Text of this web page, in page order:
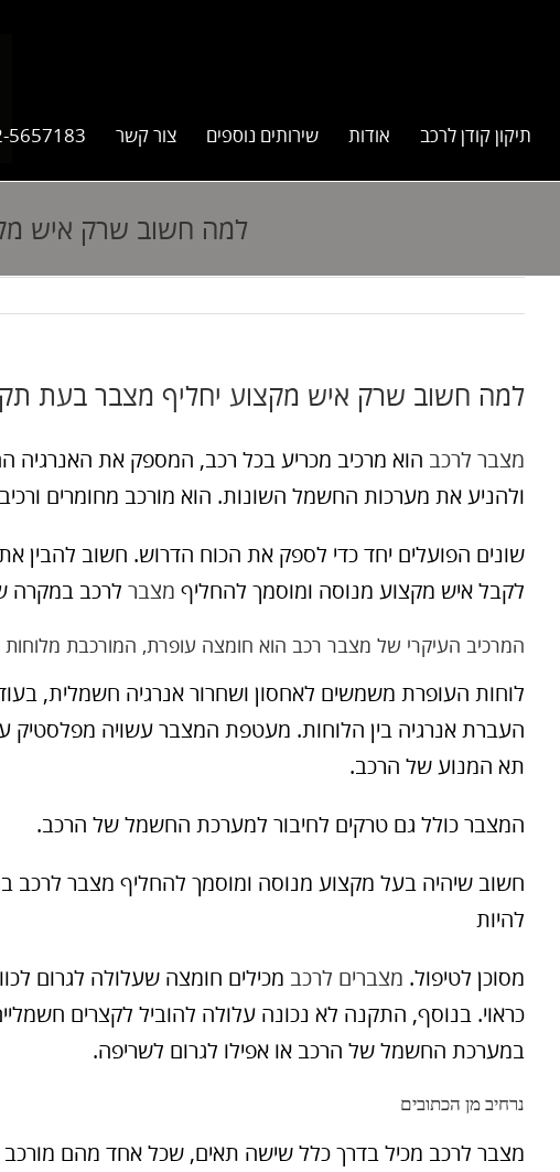
תיקון קודן לרכב אודות שירותים נוספים צור קשר 5657183
למה חשוב שרק איש
למה חשוב שרק איש מקצוע יחליף מצבר בעת
מצבר לרכב הוא מרכיב מכריע בכל רכב, המספק את
ולהניע את מערכות החשמל השונות. הוא מורכב מחומרים
שונים הפועלים יחד כדי לספק את הכוח הדרוש. חשוב להבין את
לקבל איש מקצוע מנוסה ומוסמך להחליף מצבר לרכב במקרה
המרכיב העיקרי של מצבר רכב הוא חומצה עופרת, המורכבת מלוחות
לוחות העופרת משמשים לאחסון ושחרור אנרגיה חשמלית,
העברת אנרגיה בין הלוחות. מעטפת המצבר עשויה מפלסטיק
תא המנוע של הרכב.
המצבר כולל גם טרקים לחיבור למערכת החשמל של הרכב.
חשוב שיהיה בעל מקצוע מנוסה ומוסמך להחליף מצבר לרכב
להיות
מסוכן לטיפול. מצברים לרכב מכילים חומצה שעלולה לגרום
כראוי. בנוסף, התקנה לא נכונה עלולה להוביל לקצרים
במערכת החשמל של הרכב או אפילו לגרום לשריפה.
נרחיב מן הכתובים
מצבר לרכב מכיל בדרך כלל שישה תאים, שכל אחד מהם מורכב